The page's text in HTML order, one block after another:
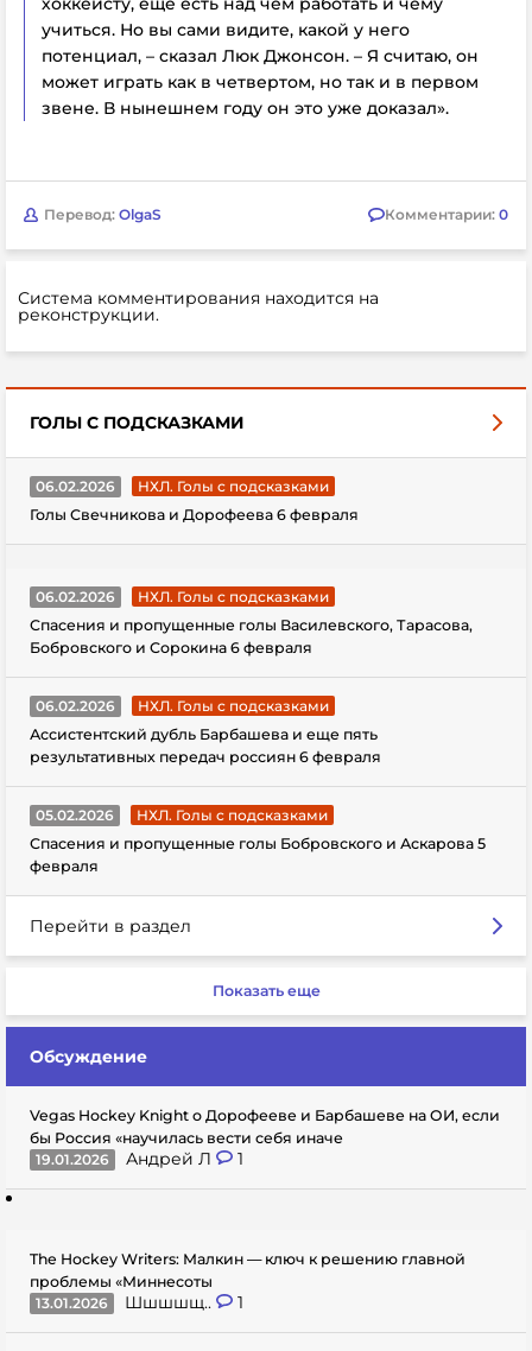
учиться. Но вы сами видите, какой у него
потенциал, – сказал Люк Джонсон. – Я считаю, он
может играть как в четвертом, но так и в первом
звене. В нынешнем году он это уже доказал».
Перевод: OlgaS Комментарии: 0
Система комментирования находится на
реконструкции.
ГОЛЫ С ПОДСКАЗКАМИ
06.02.2026
НХЛ. Голы с подсказками
Голы Свечникова и Дорофеева 6 февраля
06.02.2026
НХЛ. Голы с подсказками
Спасения и пропущенные голы Василевского, Тарасова,
Бобровского и Сорокина 6 февраля
06.02.2026
НХЛ. Голы с подсказками
Ассистентский дубль Барбашева и еще пять
результативных передач россиян 6 февраля
05.02.2026
НХЛ. Голы с подсказками
Спасения и пропущенные голы Бобровского и Аскарова 5
февраля
Перейти в раздел
Показать еще
Обсуждение
Vegas Hockey Knight о Дорофееве и Барбашеве на ОИ, если
бы Россия «научилась вести себя иначе
19.01.2026
Андрей Л 1
The Hockey Writers: Малкин — ключ к решению главной
проблемы «Миннесоты
13.01.2026
Шшшшщ.. 1